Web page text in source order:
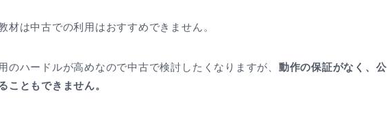
材は中古での利用はおすすめできません。
のハードルが高めなので中古で検討したくなりますが、 動作の保証がなく、公
こともできません。